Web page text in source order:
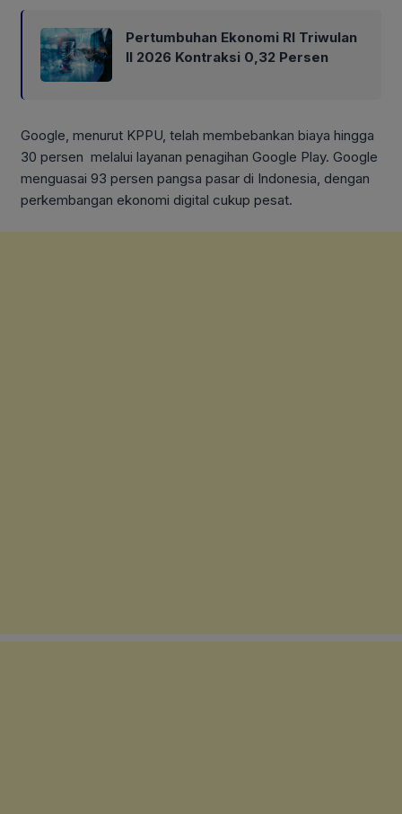
Pertumbuhan Ekonomi RI Triwulan
II 2026 Kontraksi 0,32 Persen
Google, menurut KPPU, telah membebankan biaya hingga
30 persen melalui layanan penagihan Google Play. Google
menguasai 93 persen pangsa pasar di Indonesia, dengan
perkembangan ekonomi digital cukup pesat.